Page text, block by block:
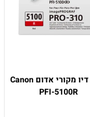
ראש דיו מקורי אדום Canon
PFI-5100R